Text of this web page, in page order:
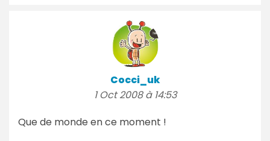
Cocci_uk
1 Oct 2008 à 14:53
Que de monde en ce moment !